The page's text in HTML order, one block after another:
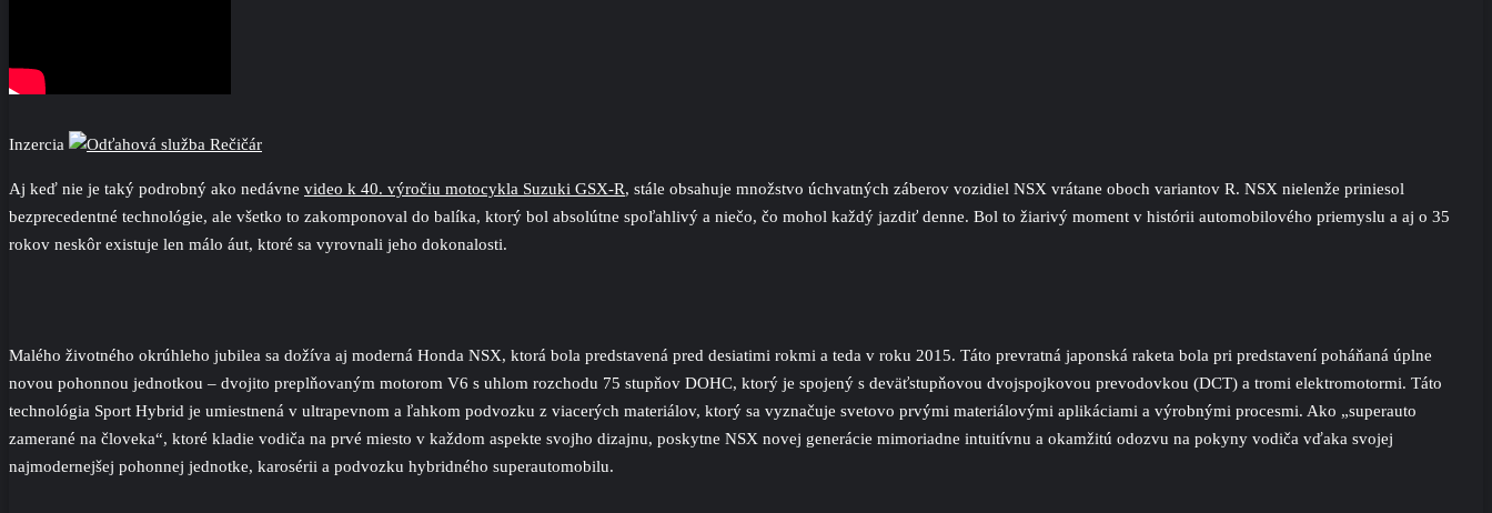
Inzercia
Aj keď nie je taký podrobný ako nedávne video k 40. výročiu motocykla Suzuki GSX-R, stále obsahuje množstvo úchvatných záberov vozidiel NSX vrátane oboch variantov R. NSX nielenže priniesol
bezprecedentné technológie, ale všetko to zakomponoval do balíka, ktorý bol absolútne spoľahlivý a niečo, čo mohol každý jazdiť denne. Bol to žiarivý moment v histórii automobilového priemyslu a aj o 35
rokov neskôr existuje len málo áut, ktoré sa vyrovnali jeho dokonalosti.
Malého životného okrúhleho jubilea sa dožíva aj moderná Honda NSX, ktorá bola predstavená pred desiatimi rokmi a teda v roku 2015. Táto prevratná japonská raketa bola pri predstavení poháňaná úplne
novou pohonnou jednotkou – dvojito preplňovaným motorom V6 s uhlom rozchodu 75 stupňov DOHC, ktorý je spojený s deväťstupňovou dvojspojkovou prevodovkou (DCT) a tromi elektromotormi. Táto
technológia Sport Hybrid je umiestnená v ultrapevnom a ľahkom podvozku z viacerých materiálov, ktorý sa vyznačuje svetovo prvými materiálovými aplikáciami a výrobnými procesmi. Ako „superauto
zamerané na človeka“, ktoré kladie vodiča na prvé miesto v každom aspekte svojho dizajnu, poskytne NSX novej generácie mimoriadne intuitívnu a okamžitú odozvu na pokyny vodiča vďaka svojej
najmodernejšej pohonnej jednotke, karosérii a podvozku hybridného superautomobilu.